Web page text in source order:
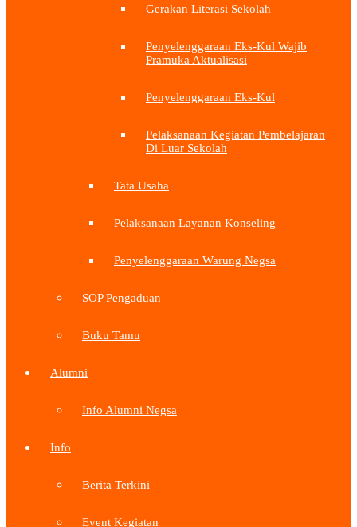
Gerakan Literasi Sekolah
Penyelenggaraan Eks-Kul Wajib
Pramuka Aktualisasi
Penyelenggaraan Eks-Kul
Pelaksanaan Kegiatan Pembelajaran
Di Luar Sekolah
Tata Usaha
Pelaksanaan Layanan Konseling
Penyelenggaraan Warung Negsa
SOP Pengaduan
Buku Tamu
Alumni
Info Alumni Negsa
Info
Berita Terkini
Event Kegiatan